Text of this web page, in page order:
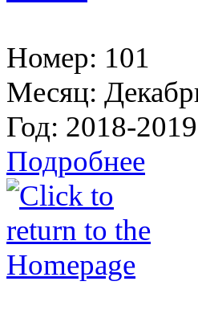
Номер: 101
Месяц:
Год: 2018-2019
Подробнее